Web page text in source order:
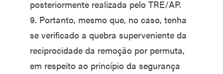
posteriormente realizada pelo TRE/AP.
9. Portanto, mesmo que, no caso, tenha
se verificado a quebra superveniente da
reciprocidade da remoção por permuta,
em respeito ao princípio da segurança